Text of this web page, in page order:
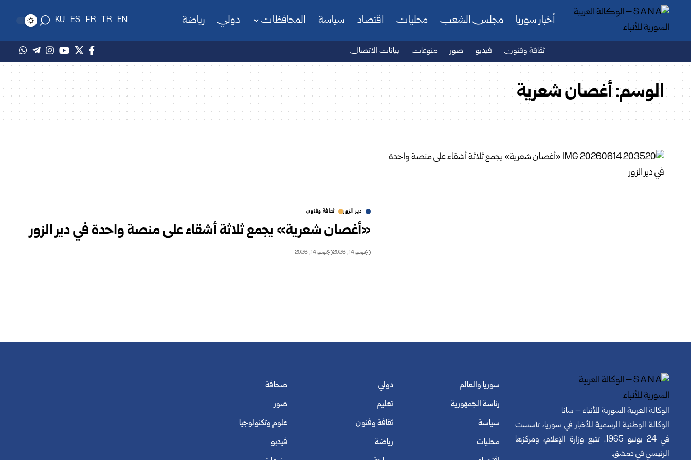
أخبار سوريا مجلس الشعب محليات اقتصاد سياسة المحافظات دولي رياضة EN
TR
FR
ES
KU
ثقافة وفنون فيديو صور منوعات بيانات الاتصال
الوسم:أغصان شعرية
دير الزور ثقافة وفنون
«أغصان شعرية» يجمع ثلاثة أشقاء على منصة واحدة في دير الزور
يونيو 14, 2026 يونيو 14, 2026
الوكالة العربية السورية للأنباء – سانا
الوكالة الوطنية الرسمية للأخبار في سوريا، تأسست
في 24 يونيو 1965. تتبع وزارة الإعلام، ومركزها
الرئيسي في دمشق.
سوريا والعالم
رئاسة الجمهورية
سياسة
محليات
دولي
تعليم
ثقافة وفنون
رياضة
صحافة
صور
علوم وتكنولوجيا
فيديو